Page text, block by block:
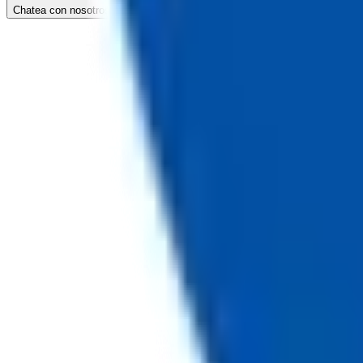
Chatea con nosotros